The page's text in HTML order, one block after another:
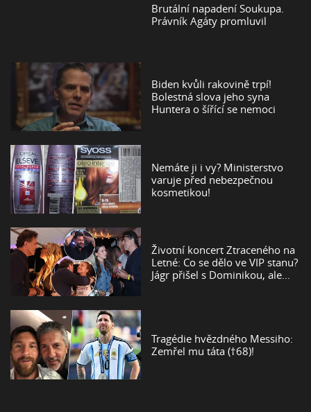
Brutální napadení Soukupa.
Právník Agáty promluvil
Biden kvůli rakovině trpí!
Bolestná slova jeho syna
Huntera o šířící se nemoci
Nemáte ji i vy? Ministerstvo
varuje před nebezpečnou
kosmetikou!
Životní koncert Ztraceného na
Letné: Co se dělo ve VIP stanu?
Jágr přišel s Dominikou, ale...
Tragédie hvězdného Messiho:
Zemřel mu táta (†68)!